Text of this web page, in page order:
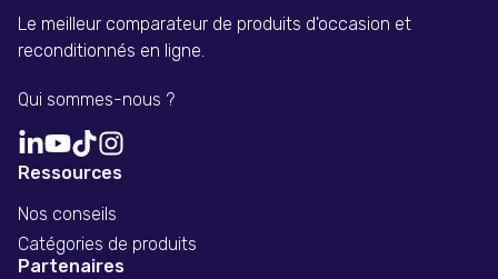
Le meilleur comparateur de produits d'occasion et
reconditionnés en ligne.
Qui sommes-nous ?
Ressources
Nos conseils
Catégories de produits
Partenaires